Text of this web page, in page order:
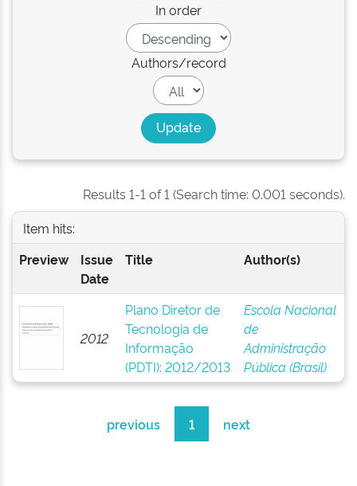
In order
Authors/record
Results 1-1 of 1 (Search time: 0.001 seconds).
Item hits:
Preview
Issue
Date
Title Author(s)
2012
Plano Diretor de
Tecnologia de
Informação
(PDTI): 2012/2013
Escola Nacional
de
Administração
Pública (Brasil)
previous 1 next